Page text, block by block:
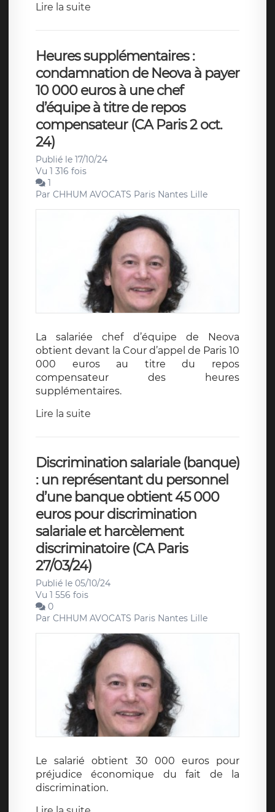
Lire la suite
Heures supplémentaires :
condamnation de Neova à payer
10 000 euros à une chef
d’équipe à titre de repos
compensateur (CA Paris 2 oct.
24)
Publié le 17/10/24
Vu 1 316 fois
1
Par CHHUM AVOCATS Paris Nantes Lille
La salariée chef d’équipe de Neova
obtient devant la Cour d’appel de Paris 10
000 euros au titre du repos
compensateur des heures
supplémentaires.
Lire la suite
Discrimination salariale (banque)
: un représentant du personnel
d’une banque obtient 45 000
euros pour discrimination
salariale et harcèlement
discriminatoire (CA Paris
27/03/24)
Publié le 05/10/24
Vu 1 556 fois
0
Par CHHUM AVOCATS Paris Nantes Lille
Le salarié obtient 30 000 euros pour
préjudice économique du fait de la
discrimination.